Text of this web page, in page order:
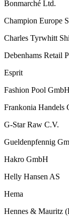
Bonmarché Ltd.
Champion Europe
Charles Tyrwhitt
Debenhams Retail
Esprit
Fashion Pool GmbH
Frankonia
G-Star Raw C.V.
Gueldenpfennig
Hakro GmbH
Helly Hansen AS
Hema
Hennes & Mauritz